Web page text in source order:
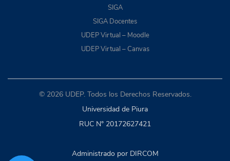
SIGA
SIGA Docentes
UDEP Virtual – Moodle
UDEP Virtual – Canvas
© 2026 UDEP. Todos los Derechos Reservados.
Universidad de Piura
RUC N° 20172627421
Administrado por DIRCOM